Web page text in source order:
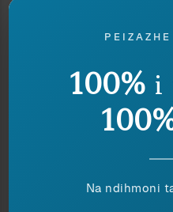
PO UNË QË NUK
100% i
Na ndihmoni